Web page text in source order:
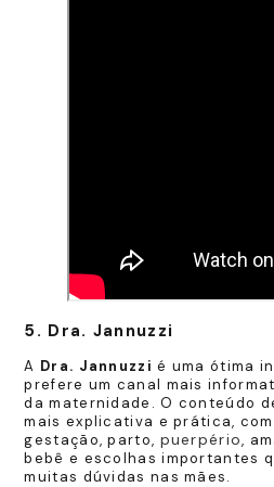
5. Dra. Jannuzzi
A Dra. Jannuzzi é uma ótima
prefere um canal mais
da maternidade. O conteúdo
mais explicativa e prática,
gestação, parto, puerpério,
bebê e escolhas importantes
muitas dúvidas nas mães.